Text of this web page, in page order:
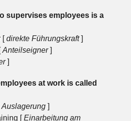
supervises employees is a
[direkte Führungskraft]
Anteilseigner]
]
at work is called
Auslagerung]
[Einarbeitung am